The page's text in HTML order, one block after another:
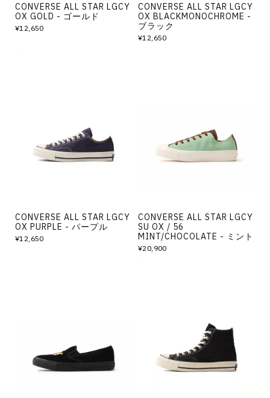
CONVERSE ALL STAR LGCY
OX GOLD - ゴールド
¥12,650
CONVERSE ALL STAR LGCY
OX BLACKMONOCHROME -
ブラック
¥12,650
CONVERSE ALL STAR LGCY
OX PURPLE - パープル
¥12,650
CONVERSE ALL STAR LGCY
SU OX / 56
MINT/CHOCOLATE - ミント
¥20,900